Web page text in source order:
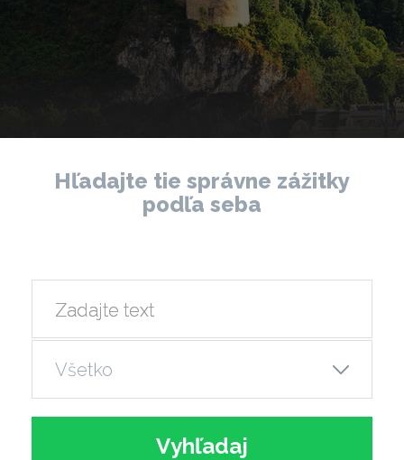
Hľadajte tie správne zážitky
podľa seba
Vyhľadaj